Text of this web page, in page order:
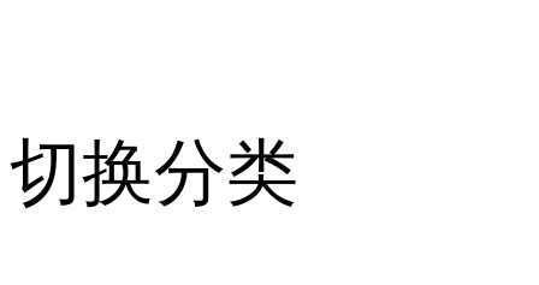
切换分类